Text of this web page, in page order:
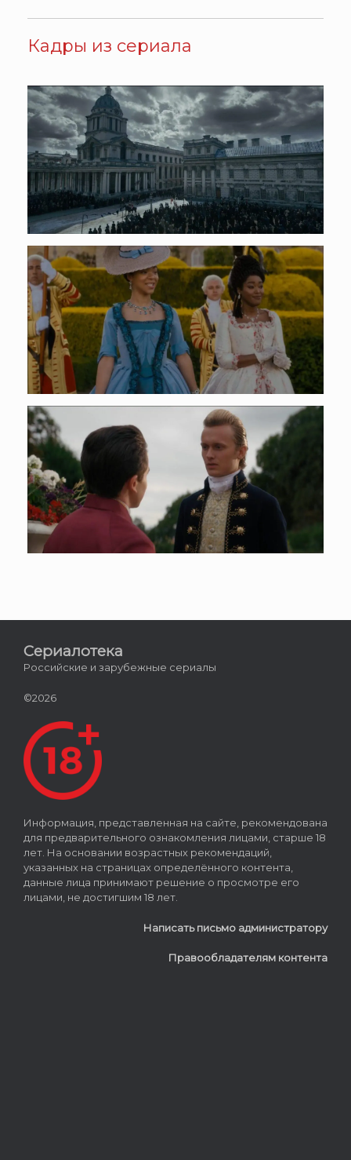
Кадры из сериала
Сериалотека
Российские и зарубежные сериалы
©2026
Информация, представленная на сайте, рекомендована
для предварительного ознакомления лицами, старше 18
лет. На основании возрастных рекомендаций,
указанных на страницах определённого контента,
данные лица принимают решение о просмотре его
лицами, не достигшим 18 лет.
Написать письмо администратору
Правообладателям контента